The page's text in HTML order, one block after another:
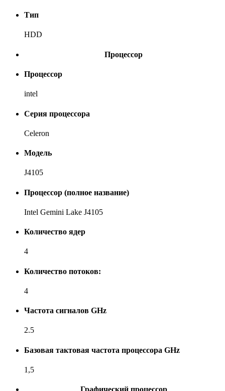
Тип
HDD
Процессор
Процессор
intel
Серия процессора
Celeron
Модель
J4105
Процессор (полное название)
Intel Gemini Lake J4105
Количество ядер
4
Количество потоков:
4
Частота сигналов GHz
2.5
Базовая тактовая частота процессора GHz
1,5